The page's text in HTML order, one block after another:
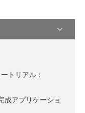
トリアル：
成アプリケーショ